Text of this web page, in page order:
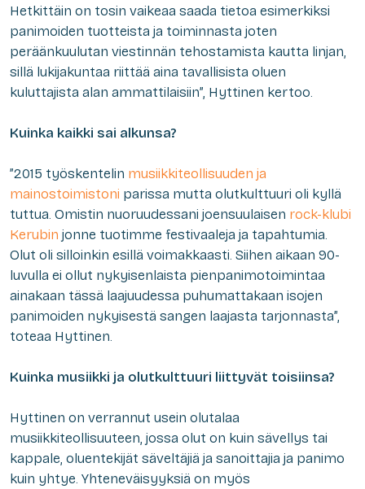
Hetkittäin on tosin vaikeaa saada tietoa esimerkiksi
panimoiden tuotteista ja toiminnasta joten
peräänkuulutan viestinnän tehostamista kautta linjan,
sillä lukijakuntaa riittää aina tavallisista oluen
kuluttajista alan ammattilaisiin”, Hyttinen kertoo.
Kuinka kaikki sai alkunsa?
”2015 työskentelin musiikkiteollisuuden ja
mainostoimistoni parissa mutta olutkulttuuri oli kyllä
tuttua. Omistin nuoruudessani joensuulaisen rock-klubi
Kerubin jonne tuotimme festivaaleja ja tapahtumia.
Olut oli silloinkin esillä voimakkaasti. Siihen aikaan 90-
luvulla ei ollut nykyisenlaista pienpanimotoimintaa
ainakaan tässä laajuudessa puhumattakaan isojen
panimoiden nykyisestä sangen laajasta tarjonnasta”,
toteaa Hyttinen.
Kuinka musiikki ja olutkulttuuri liittyvät toisiinsa?
Hyttinen on verrannut usein olutalaa
musiikkiteollisuuteen, jossa olut on kuin sävellys tai
kappale, oluentekijät säveltäjiä ja sanoittajia ja panimo
kuin yhtye. Yhteneväisyyksiä on myös